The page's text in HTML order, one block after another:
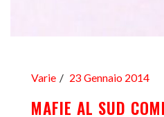
Varie 23 Gennaio 2014
MAFIE AL SUD